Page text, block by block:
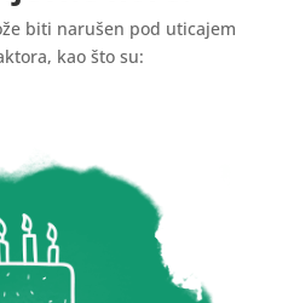
biti narušen pod uticajem
kao što su: